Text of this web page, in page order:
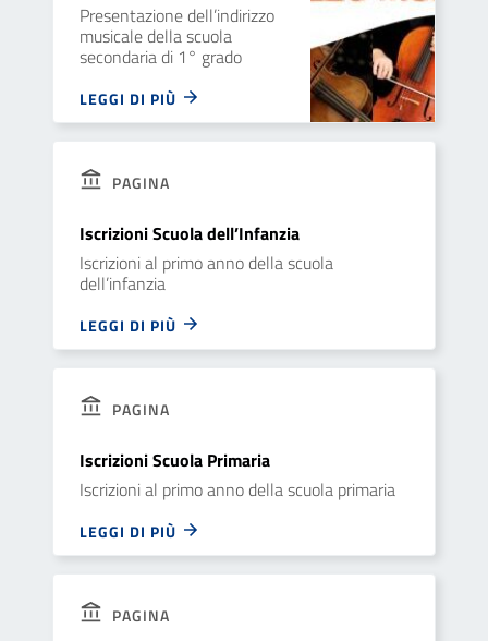
Presentazione dell’indirizzo
musicale della scuola
secondaria di 1° grado
LEGGI DI PIÙ
PAGINA
Iscrizioni Scuola dell’Infanzia
Iscrizioni al primo anno della scuola
dell’infanzia
LEGGI DI PIÙ
PAGINA
Iscrizioni Scuola Primaria
Iscrizioni al primo anno della scuola primaria
LEGGI DI PIÙ
PAGINA